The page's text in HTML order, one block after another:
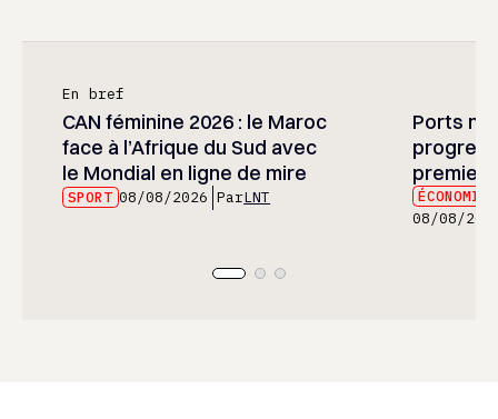
En bref
CAN féminine 2026 : le Maroc
face à l’Afrique du Sud avec
le Mondial en ligne de mire
SPORT 08/08/2026 ParLNT
Ports
premier
08/08/